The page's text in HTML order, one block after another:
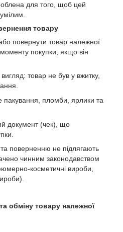
для того, щоб цей
товару
повернути товар належної
покупки, якщо він
товар не був у вжитку,
пакування, пломби, ярлики та
документ (чек), що
поверненню не підлягають
чинним законодавством
косметичні вироби,
обміну товару належної